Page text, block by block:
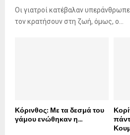
Οι γιατροί κατέβαλαν
τον κρατήσουν στη ζωή, όμως, ο...
Κόρινθος: Με τα δεσμά του
γάμου ενώθηκαν η...